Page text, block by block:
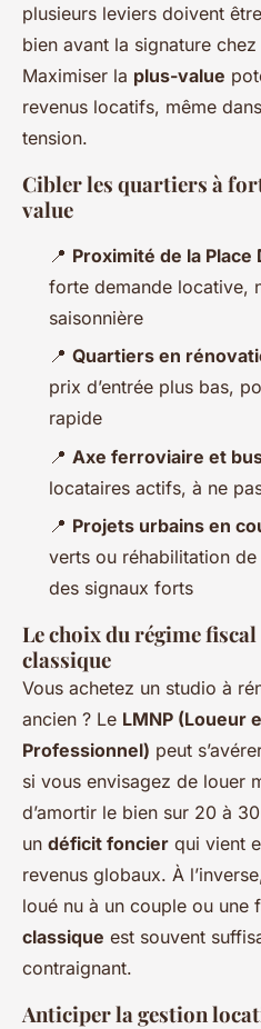
plusieurs leviers doivent
bien avant la signature
Maximiser la plus-value
revenus locatifs, même
tension.
Cibler les quartiers à
value
📍 Proximité de la Place
forte demande locative,
saisonnière
📍 Quartiers en
prix d’entrée plus bas,
rapide
📍 Axe ferroviaire et
locataires actifs, à ne
📍 Projets urbains en
verts ou réhabilitation
des signaux forts
Le choix du régime
classique
Vous achetez un studio à
ancien ? Le LMNP (Loueur
Professionnel) peut
si vous envisagez de louer
d’amortir le bien sur 20 à
un déficit foncier qui vient
revenus globaux. À
loué nu à un couple ou une
classique est souvent
contraignant.
Anticiper la gestion